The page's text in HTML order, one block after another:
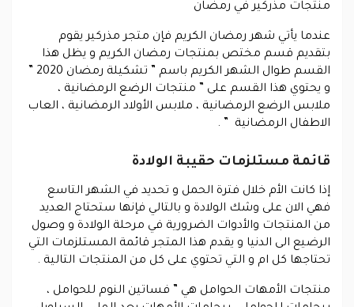
منتجات مذركير في رمضان
عندما يأتي شهر رمضان الكريم فإن متجر مذركير يقوم
بتقديم قسم مختص بمنتجات رمضان الكريم و يظل هذا
القسم طوال الشهر الكريم باسم ” تشكيلة رمضان 2020 ”
و يحتوي هذا القسم على ” منتجات الرضع الرمضانية ،
ملابس الرضع الرمضانية ، ملابس الأولاد الرمضانية ، العاب
الاطفال الرمضانية ” .
قائمة مستلزمات حقيبة الولادة
إذا كانت الأم خلال فترة الحمل و تحديد في الشهر التاسع
فهي الان على وشك الولادة و بالتالي فإنها ستحتاج العديد
من المنتجات والأدوات الضرورية في مرحلة الولادة و وصول
الرضيع الى الدنيا و يقدم هذا المتجر قائمة المستلزمات التي
تحتاجها كل ام و التي تحتوي على كل من المنتجات التالية .
منتجات الأمهات الحوامل هي ” فساتين النوم للحوامل ،